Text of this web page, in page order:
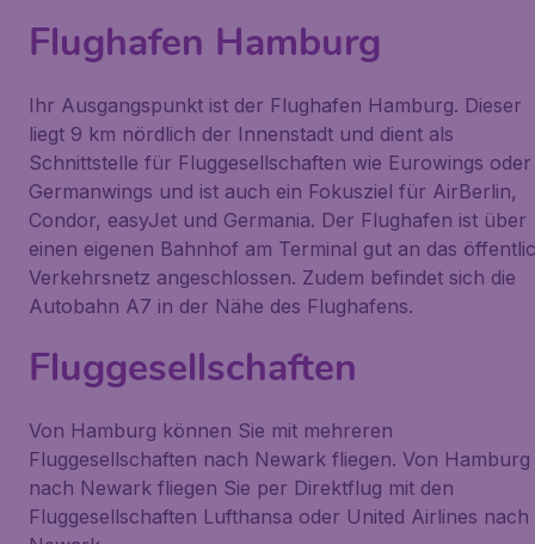
Flughafen Hamburg
Ihr Ausgangspunkt ist der Flughafen Hamburg. Dieser
liegt 9 km nördlich der Innenstadt und dient als
Schnittstelle für Fluggesellschaften wie Eurowings oder
Germanwings und ist auch ein Fokusziel für AirBerlin,
Condor, easyJet und Germania. Der Flughafen ist über
einen eigenen Bahnhof am Terminal gut an das
Verkehrsnetz angeschlossen. Zudem befindet sich die
Autobahn A7 in der Nähe des Flughafens.
Fluggesellschaften
Von Hamburg können Sie mit mehreren
Fluggesellschaften nach Newark fliegen. Von Hamburg
nach Newark fliegen Sie per Direktflug mit den
Fluggesellschaften Lufthansa oder United Airlines nach